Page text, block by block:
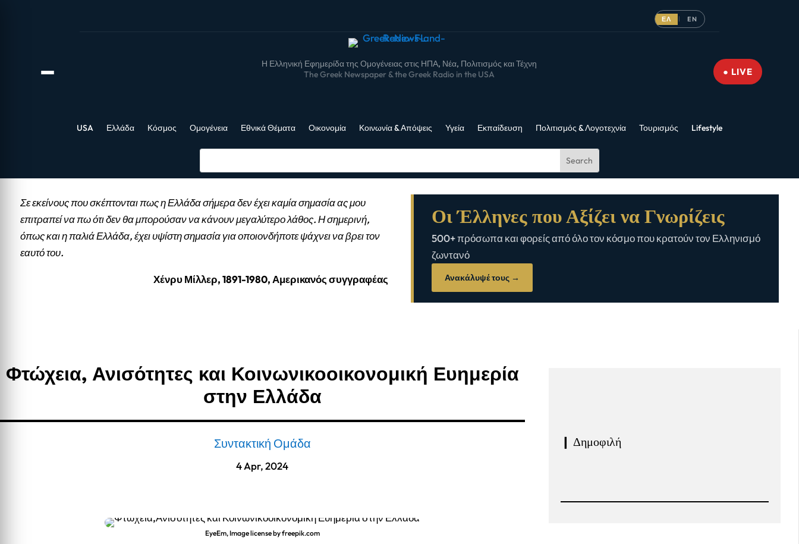
ΕΛ | EN
Η Ελληνική Εφημερίδα της Ομογένειας στις ΗΠΑ, Νέα, Πολιτισμός και Τέχνη
The Greek Newspaper & the Greek Radio in the USA
● LIVE
USA Ελλάδα Κόσμος Ομογένεια Εθνικά Θέματα Οικονομία Κοινωνία & Απόψεις Υγεία Εκπαίδευση Πολιτισμός & Λογοτεχνία Τουρισμός Lifestyle
Σε εκείνους που σκέπτονται πως η Ελλάδα σήμερα δεν έχει καμία σημασία ας μου
επιτραπεί να πω ότι δεν θα μπορούσαν να κάνουν μεγαλύτερο λάθος. Η σημερινή,
όπως και η παλιά Ελλάδα, έχει υψίστη σημασία για οποιονδήποτε ψάχνει να βρει τον
εαυτό του.
Χένρυ Μίλλερ, 1891-1980, Αμερικανός συγγραφέας
Οι Έλληνες που Αξίζει να Γνωρίζεις
500+ πρόσωπα και φορείς από όλο τον κόσμο που κρατούν τον Ελληνισμό
ζωντανό
Ανακάλυψέ τους →
Φτώχεια, Ανισότητες και Κοινωνικοοικονομική Ευημερία
στην Ελλάδα
Συντακτική Ομάδα
4 Apr, 2024
EyeEm, Image license by freepik.com
❙ Δημοφιλή